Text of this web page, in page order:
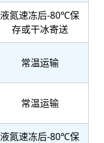
液氮速冻后-80℃保
存或干冰寄送
常温运输
常温运输
液氮速冻后-80℃保